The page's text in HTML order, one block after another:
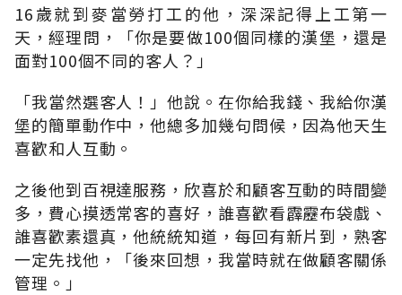
16歲就到麥當勞打工的他，深深記得上工第一
天，經理問，「你是要做100個同樣的漢堡，還是
面對100個不同的客人？」
「我當然選客人！」他說。在你給我錢、我給你漢
堡的簡單動作中，他總多加幾句問候，因為他天生
喜歡和人互動。
之後他到百視達服務，欣喜於和顧客互動的時間變
多，費心摸透常客的喜好，誰喜歡看霹靂布袋戲、
誰喜歡素還真，他統統知道，每回有新片到，熟客
一定先找他，「後來回想，我當時就在做顧客關係
管理。」